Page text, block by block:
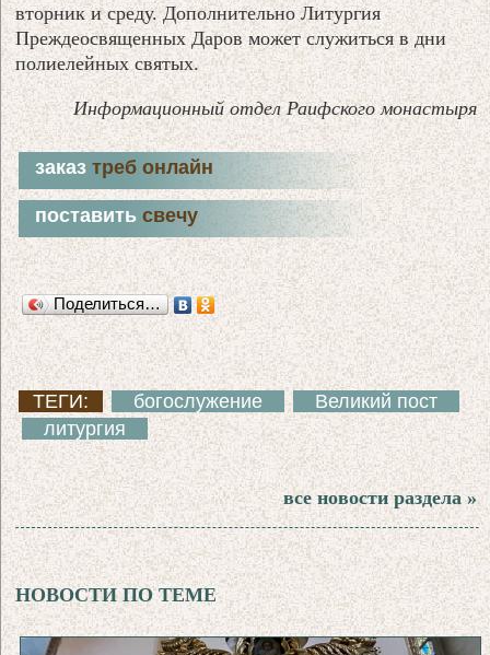
вторник и среду. Дополнительно Литургия
Преждеосвященных Даров может служиться в дни
полиелейных святых.
Информационный отдел Раифского монастыря
заказтреб онлайн
поставитьсвечу
Поделиться…
ТЕГИ: богослужение
Великий пост
литургия
все новости раздела »
НОВОСТИ ПО ТЕМЕ